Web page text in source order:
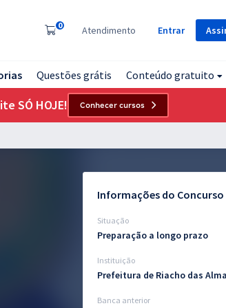
0 Atendimento Entrar
Questões grátis Conteúdo gratuito
SÓ HOJE! Conhecer cursos
Informações do Concurso
Situação
Preparação a longo prazo
Instituição
Prefeitura de Riacho das
Banca anterior